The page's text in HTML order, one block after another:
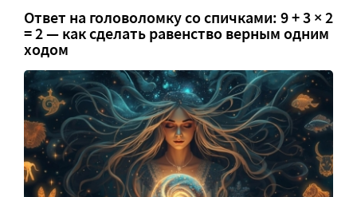
Ответ на головоломку со спичками: 9 + 3 × 2
= 2 — как сделать равенство верным одним
ходом